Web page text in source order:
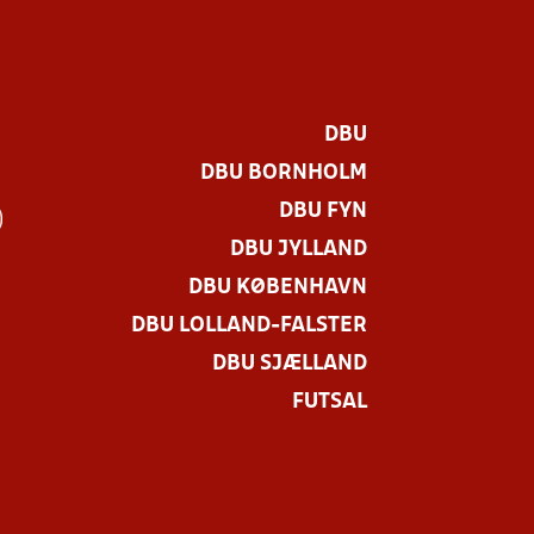
DBU
DBU BORNHOLM
DBU FYN
DBU JYLLAND
DBU KØBENHAVN
DBU LOLLAND-FALSTER
DBU SJÆLLAND
FUTSAL